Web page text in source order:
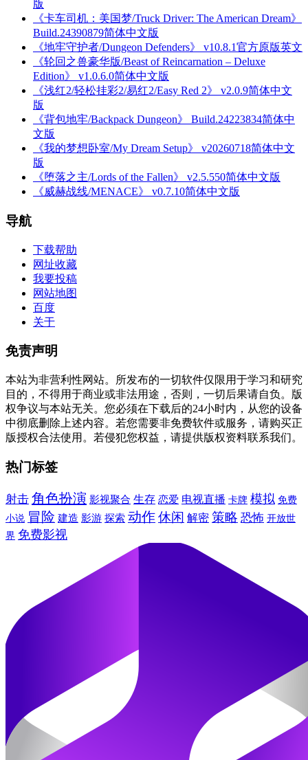
版
《卡车司机：美国梦/Truck Driver: The American Dream》
Build.24390879简体中文版
《地牢守护者/Dungeon Defenders》 v10.8.1官方原版英文
《轮回之兽豪华版/Beast of Reincarnation – Deluxe
Edition》 v1.0.6.0简体中文版
《浅红2/轻松挂彩2/易红2/Easy Red 2》 v2.0.9简体中文
版
《背包地牢/Backpack Dungeon》 Build.24223834简体中
文版
《我的梦想卧室/My Dream Setup》 v20260718简体中文
版
《堕落之主/Lords of the Fallen》 v2.5.550简体中文版
《威赫战线/MENACE》 v0.7.10简体中文版
导航
下载帮助
网址收藏
我要投稿
网站地图
百度
关于
免责声明
本站为非营利性网站。所发布的一切软件仅限用于学习和研究
目的，不得用于商业或非法用途，否则，一切后果请自负。版
权争议与本站无关。您必须在下载后的24小时内，从您的设备
中彻底删除上述内容。若您需要非免费软件或服务，请购买正
版授权合法使用。若侵犯您权益，请提供版权资料联系我们。
热门标签
射击 角色扮演 影视聚合 生存 恋爱 电视直播 卡牌 模拟 免费
小说 冒险 建造 影游 探索 动作休闲 解密 策略 恐怖 开放世
界 免费影视